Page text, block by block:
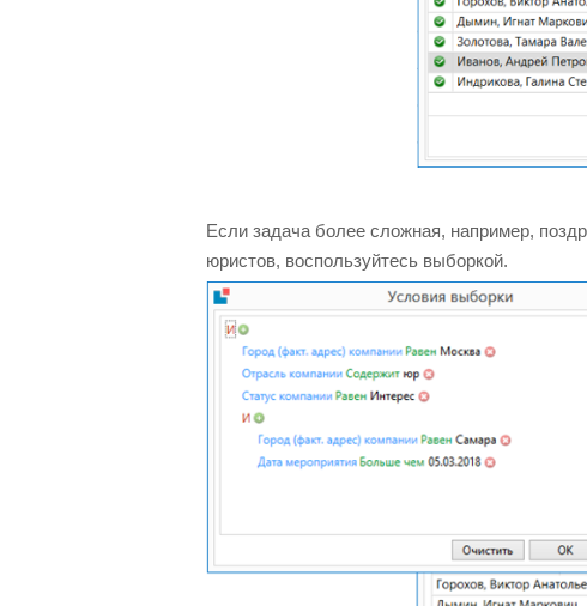
Если задача более сложная, например,
юристов, воспользуйтесь выборкой.